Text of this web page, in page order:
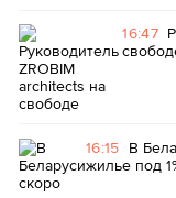
16:47
16:15 В
жилье под